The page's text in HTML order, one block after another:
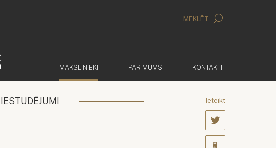
MEKLĒT
MĀKSLINIEKI PAR MUMS KONTAKTI
Ieteikt